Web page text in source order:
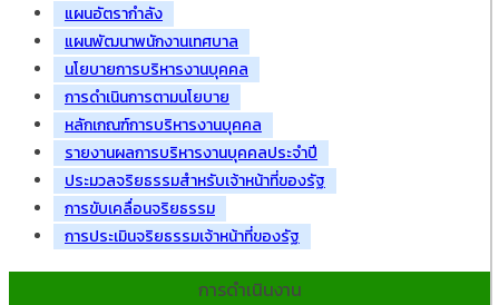
แผนอัตรากำลัง
แผนพัฒนาพนักงานเทศบาล
นโยบายการบริหารงานบุคคล
การดำเนินการตามนโยบาย
หลักเกณฑ์การบริหารงานบุคคล
รายงานผลการบริหารงานบุคคลประจำปี
ประมวลจริยธรรมสำหรับเจ้าหน้าที่ของรัฐ
การขับเคลื่อนจริยธรรม
การประเมินจริยธรรมเจ้าหน้าที่ของรัฐ
การดำเนินงาน